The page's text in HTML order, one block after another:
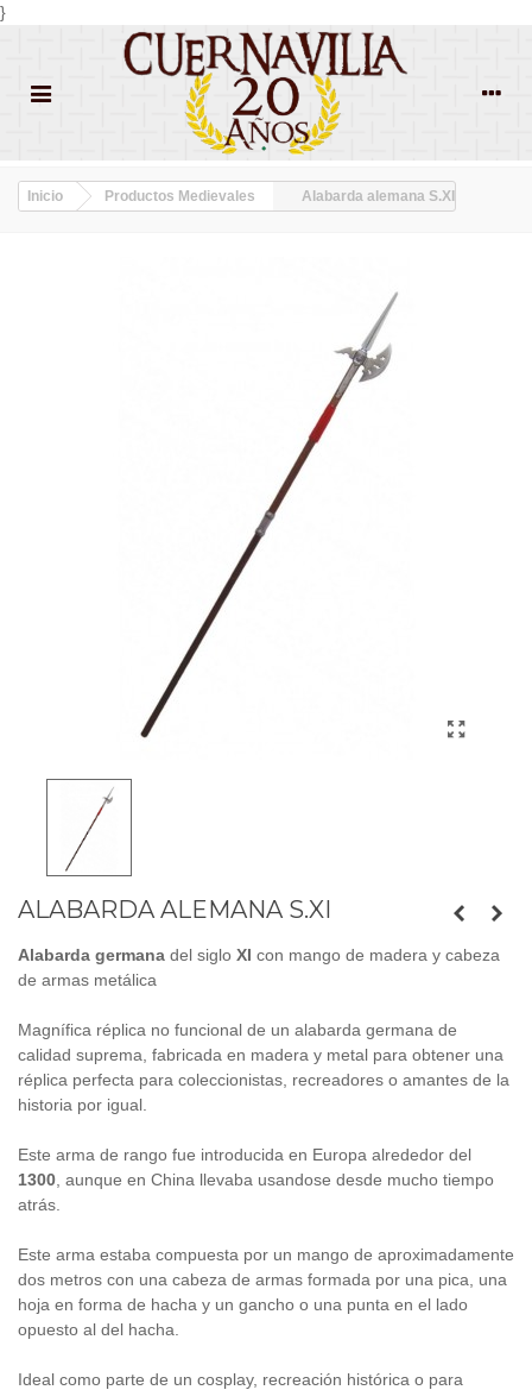
}
Inicio Productos Medievales Alabarda alemana S.XI
ALABARDA ALEMANA S.XI
Alabarda germana del siglo XI con mango de madera y cabeza
de armas metálica
Magnífica réplica no funcional de un alabarda germana de
calidad suprema, fabricada en madera y metal para obtener una
réplica perfecta para coleccionistas, recreadores o amantes de la
historia por igual.
Este arma de rango fue introducida en Europa alrededor del
1300 , aunque en China llevaba usandose desde mucho tiempo
atrás.
Este arma estaba compuesta por un mango de aproximadamente
dos metros con una cabeza de armas formada por una pica, una
hoja en forma de hacha y un gancho o una punta en el lado
opuesto al del hacha.
Ideal como parte de un cosplay, recreación histórica o para